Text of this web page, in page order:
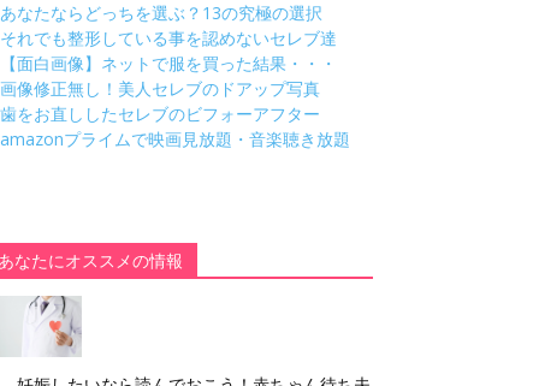
あなたならどっちを選ぶ？13の究極の選択
それでも整形している事を認めないセレブ達
【面白画像】ネットで服を買った結果・・・
画像修正無し！美人セレブのドアップ写真
歯をお直ししたセレブのビフォーアフター
amazonプライムで映画見放題・音楽聴き放題
あなたにオススメの情報